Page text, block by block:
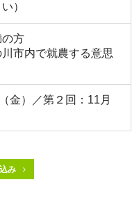
）
の方
市内で就農する意思
金）／第２回：11月
み